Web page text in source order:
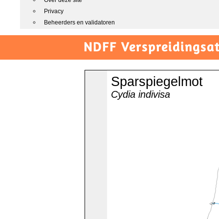
Privacy
Beheerders en validatoren
NDFF